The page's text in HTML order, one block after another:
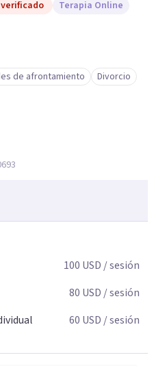
verificado Terapia Online
de afrontamiento
Divorcio
100 USD / sesión
80 USD / sesión
60 USD / sesión